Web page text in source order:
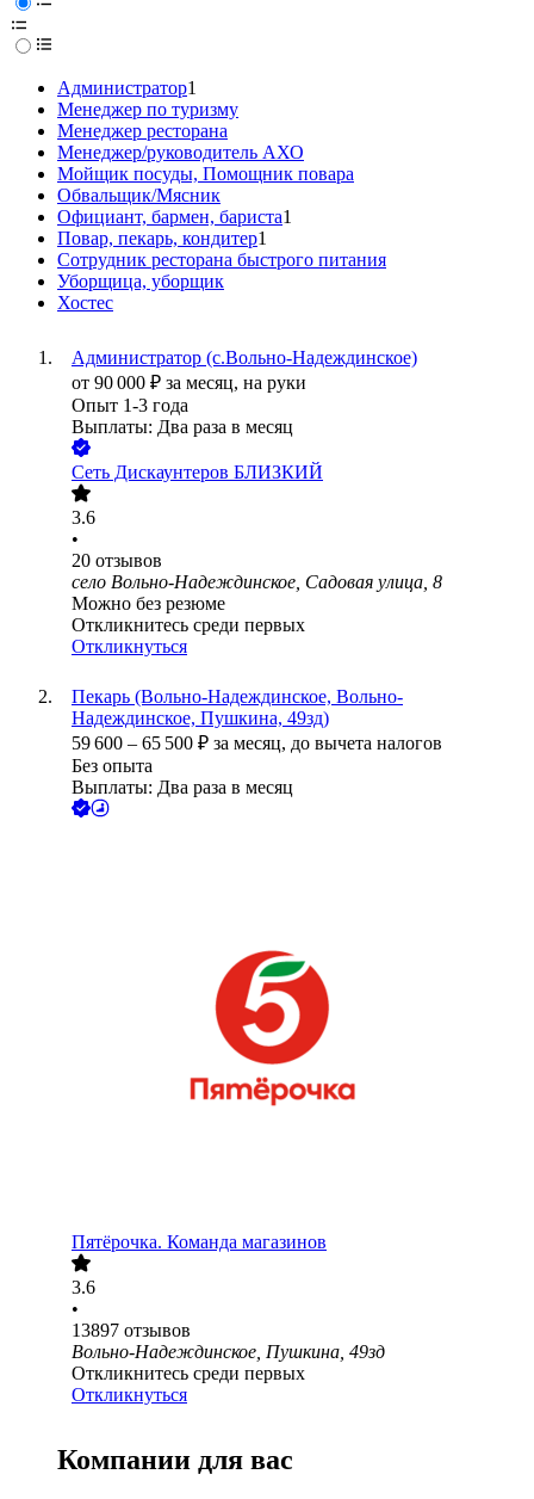
Администратор1
Менеджер по туризму
Менеджер ресторана
Менеджер/руководитель АХО
Мойщик посуды, Помощник повара
Обвальщик/Мясник
Официант, бармен, бариста1
Повар, пекарь, кондитер1
Сотрудник ресторана быстрого питания
Уборщица, уборщик
Хостес
Администратор (с.Вольно-Надеждинское)
от 90 000 ₽ за месяц, на руки
Опыт 1-3 года
Выплаты: Два раза в месяц
Сеть Дискаунтеров БЛИЗКИЙ
3.6
•
20 отзывов
село Вольно-Надеждинское, Садовая улица, 8
Можно без резюме
Откликнитесь среди первых
Откликнуться
Пекарь (Вольно-Надеждинское, Вольно-
Надеждинское, Пушкина, 49зд)
59 600 – 65 500 ₽ за месяц, до вычета налогов
Без опыта
Выплаты: Два раза в месяц
Пятёрочка. Команда магазинов
3.6
•
13897 отзывов
Вольно-Надеждинское, Пушкина, 49зд
Откликнитесь среди первых
Откликнуться
Компании для вас